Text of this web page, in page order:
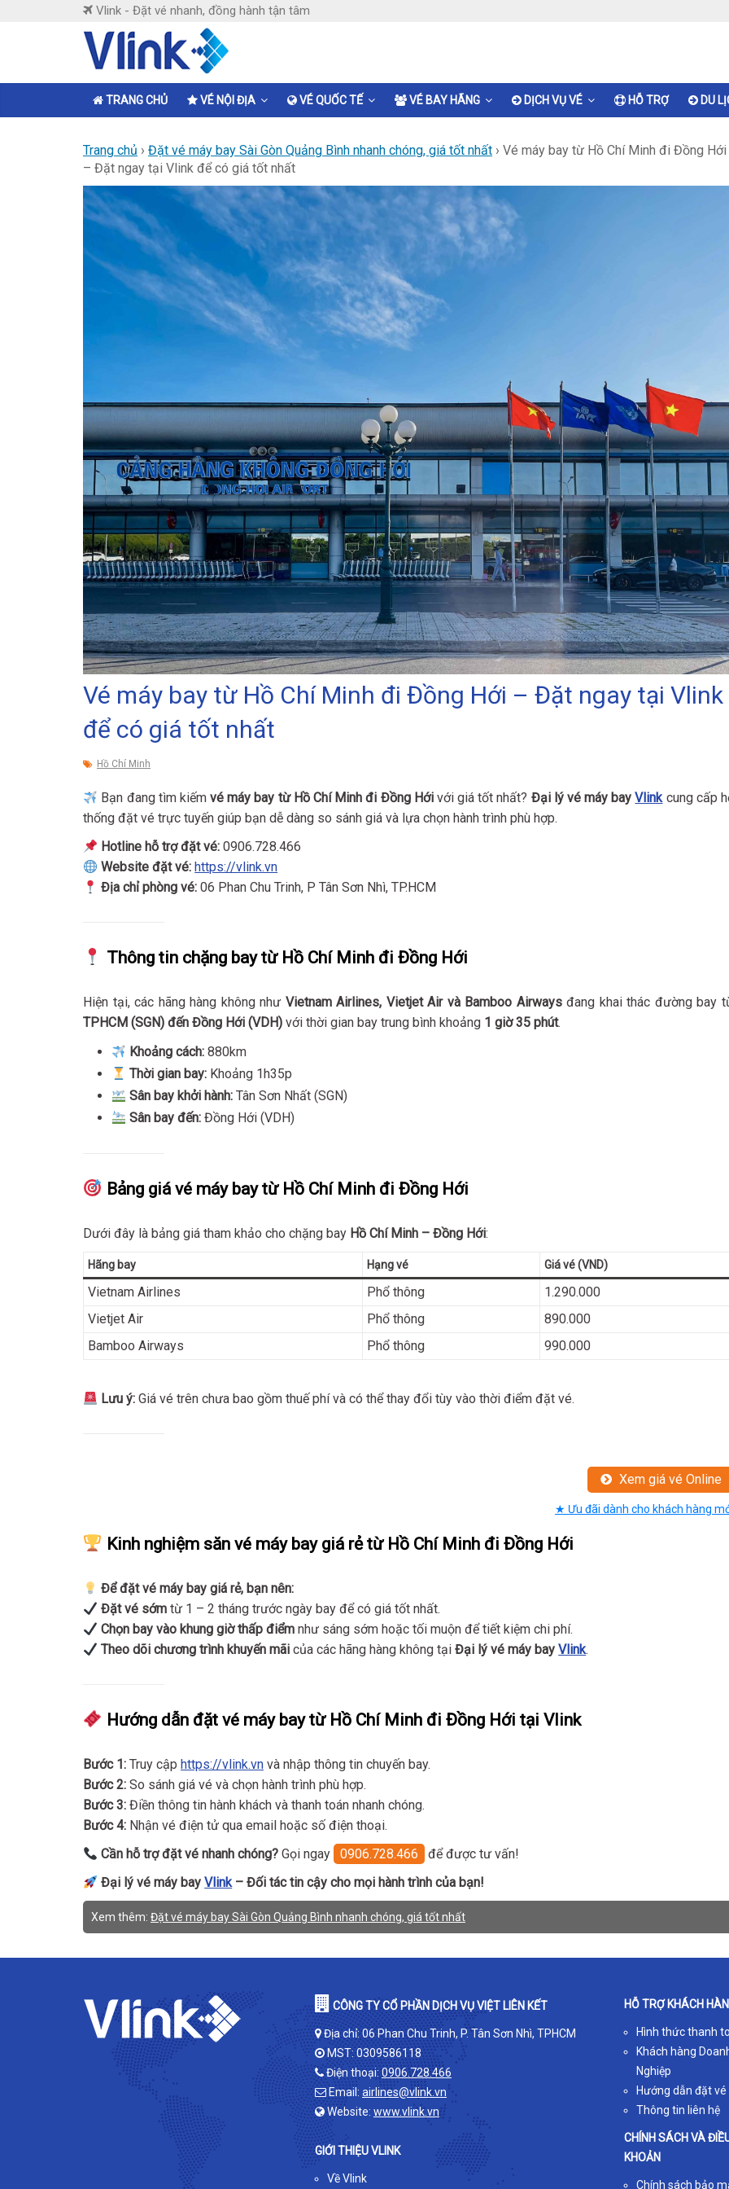
Vlink - Đặt vé nhanh, đồng hành tận tâm
Vlink
Đặt
vé
đồng
hành
tận
tâm
TRANG CHỦ VÉ NỘI ĐỊA VÉ QUỐC TẾ VÉ BAY HÃNG DỊCH VỤ VÉ HỖ TRỢ DU
Trang chủ › Đặt vé máy bay Sài Gòn Quảng Bình nhanh chóng, giá tốt nhất › Vé máy bay từ Hồ Chí Minh đi Đồng Hới
– Đặt ngay tại Vlink để có giá tốt nhất
Vé máy bay từ Hồ Chí Minh đi Đồng Hới – Đặt ngay tại Vlink
để có giá tốt nhất
Hồ Chí Minh
Bạn đang tìm kiếmvé máy bay từ Hồ Chí Minh đi Đồng Hớivới giá tốt nhất? Đại lý vé máy bayVlinkcung cấp
thống đặt vé trực tuyến giúp bạn dễ dàng so sánh giá và lựa chọn hành trình phù hợp.
Hotline hỗ trợ đặt vé: 0906.728.466
Website đặt vé: https://vlink.vn
Địa chỉ phòng vé: 06 Phan Chu Trinh, P Tân Sơn Nhì, TP.HCM
Thông tin chặng bay từ Hồ Chí Minh đi Đồng Hới
Hiện tại, các hãng hàng không như Vietnam Airlines, Vietjet Air và Bamboo Airwaysđang khai thác đường bay
TPHCM (SGN) đến Đồng Hới (VDH) với thời gian bay trung bình khoảng 1 giờ 35 phút.
Khoảng cách: 880km
Thời gian bay: Khoảng 1h35p
Sân bay khởi hành: Tân Sơn Nhất (SGN)
Sân bay đến: Đồng Hới (VDH)
Bảng giá vé máy bay từ Hồ Chí Minh đi Đồng Hới
Dưới đây là bảng giá tham khảo cho chặng bay Hồ Chí Minh – Đồng Hới:
Hãng bay Hạng vé Giá vé (VND)
Vietnam Airlines Phổ thông
1.290.000
Vietjet Air
Phổ thông
890.000
Bamboo Airways
Phổ thông 990.000
Lưu ý: Giá vé trên chưa bao gồm thuế phí và có thể thay đổi tùy vào thời điểm đặt vé.
Xem giá vé Online
★ Ưu đãi dành cho khách hàng
Kinh nghiệm săn vé máy bay giá rẻ từ Hồ Chí Minh đi Đồng Hới
Để đặt vé máy bay giá rẻ, bạn nên:
Đặt vé sớm từ 1 – 2 tháng trước ngày bay để có giá tốt nhất.
Chọn bay vào khung giờ thấp điểm như sáng sớm hoặc tối muộn để tiết kiệm chi phí.
Theo dõi chương trình khuyến mãi của các hãng hàng không tạiĐại lý vé máy bayVlink.
Hướng dẫn đặt vé máy bay từ Hồ Chí Minh đi Đồng Hới tại Vlink
Bước 1: Truy cập https://vlink.vn và nhập thông tin chuyến bay.
Bước 2: So sánh giá vé và chọn hành trình phù hợp.
Bước 3: Điền thông tin hành khách và thanh toán nhanh chóng.
Bước 4: Nhận vé điện tử qua email hoặc số điện thoại.
Cần hỗ trợ đặt vé nhanh chóng? Gọi ngay 0906.728.466
để được tư vấn!
Đại lý vé máy bayVlink– Đối tác tin cậy cho mọi hành trình của bạn!
Xem thêm: Đặt vé máy bay Sài Gòn Quảng Bình nhanh chóng, giá tốt nhất
CÔNG TY CỔ PHẦN DỊCH VỤ VIỆT LIÊN KẾT
Địa chỉ: 06 Phan Chu Trinh, P. Tân Sơn Nhì, TPHCM
MST: 0309586118
Điện thoại: 0906.728.466
Email: airlines@vlink.vn
Website: www.vlink.vn
GIỚI THIỆU VLINK
Về Vlink
HỖ TRỢ KHÁCH
Hình thức thanh
Khách hàng
Nghiệp
Hướng dẫn đặt vé
Thông tin liên hệ
CHÍNH SÁCH VÀ
KHOẢN
Chính sách bảo